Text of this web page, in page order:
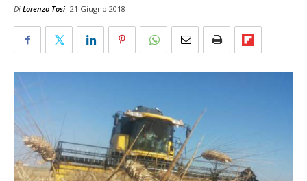
Di Lorenzo Tosi 21 Giugno 2018